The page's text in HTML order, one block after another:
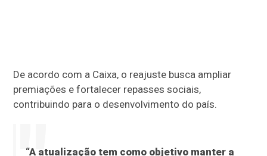
De acordo com a Caixa, o reajuste busca ampliar
premiações e fortalecer repasses sociais,
contribuindo para o desenvolvimento do país.
“A atualização tem como objetivo manter a